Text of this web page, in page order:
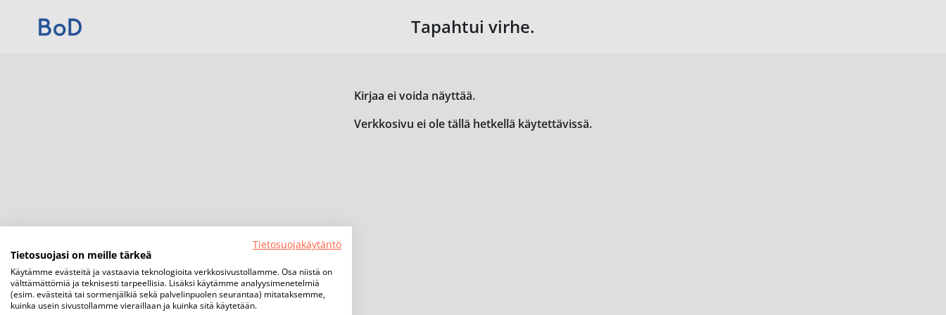
Tapahtui virhe.
Kirjaa ei voida näyttää.
Verkkosivu ei ole tällä hetkellä käytettävissä.
Tietosuojakäytäntö
Tietosuojasi on meille tärkeä
Käytämme evästeitä ja vastaavia teknologioita verkkosivustollamme. Osa niistä on
välttämättömiä ja teknisesti tarpeellisia. Lisäksi käytämme analyysimenetelmiä
(esim. evästeitä tai sormenjälkiä sekä palvelinpuolen seurantaa) mitataksemme,
kuinka usein sivustollamme vieraillaan ja kuinka sitä käytetään.